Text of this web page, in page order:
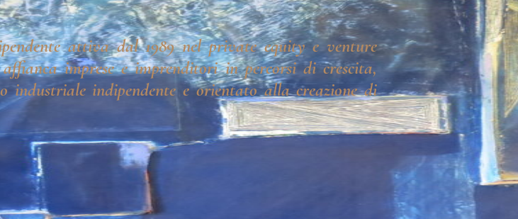
attiva dal 1989 nel private equity e venture
imprese e imprenditori in percorsi di crescita,
industriale indipendente e orientato alla creazione di